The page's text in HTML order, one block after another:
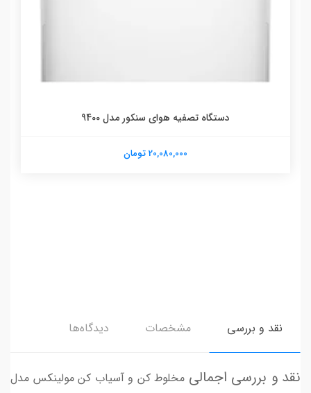
دستگاه تصفیه هوای سنکور مدل 9400
20,080,000 تومان
نقد و بررسی مشخصات دیدگاه‌ها
نقد و بررسی اجمالی مخلوط کن و آسیاب کن مولینکس مدل